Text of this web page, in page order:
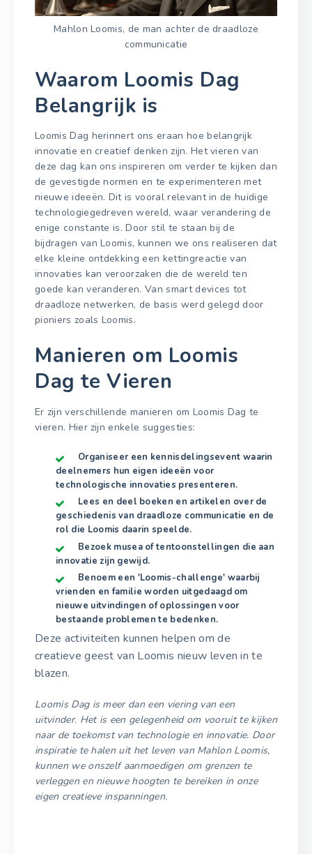
Mahlon Loomis, de man achter de draadloze
communicatie
Waarom Loomis Dag
Belangrijk is
Loomis Dag herinnert ons eraan hoe belangrijk
innovatie en creatief denken zijn. Het vieren van
deze dag kan ons inspireren om verder te kijken dan
de gevestigde normen en te experimenteren met
nieuwe ideeën. Dit is vooral relevant in de huidige
technologiegedreven wereld, waar verandering de
enige constante is. Door stil te staan bij de
bijdragen van Loomis, kunnen we ons realiseren dat
elke kleine ontdekking een kettingreactie van
innovaties kan veroorzaken die de wereld ten
goede kan veranderen. Van smart devices tot
draadloze netwerken, de basis werd gelegd door
pioniers zoals Loomis.
Manieren om Loomis
Dag te Vieren
Er zijn verschillende manieren om Loomis Dag te
vieren. Hier zijn enkele suggesties:
Organiseer een kennisdelingsevent waarin
deelnemers hun eigen ideeën voor
technologische innovaties presenteren.
Lees en deel boeken en artikelen over de
geschiedenis van draadloze communicatie en de
rol die Loomis daarin speelde.
Bezoek musea of tentoonstellingen die aan
innovatie zijn gewijd.
Benoem een 'Loomis-challenge' waarbij
vrienden en familie worden uitgedaagd om
nieuwe uitvindingen of oplossingen voor
bestaande problemen te bedenken.
Deze activiteiten kunnen helpen om de
creatieve geest van Loomis nieuw leven in te
blazen.
Loomis Dag is meer dan een viering van een
uitvinder. Het is een gelegenheid om vooruit te kijken
naar de toekomst van technologie en innovatie. Door
inspiratie te halen uit het leven van Mahlon Loomis,
kunnen we onszelf aanmoedigen om grenzen te
verleggen en nieuwe hoogten te bereiken in onze
eigen creatieve inspanningen.